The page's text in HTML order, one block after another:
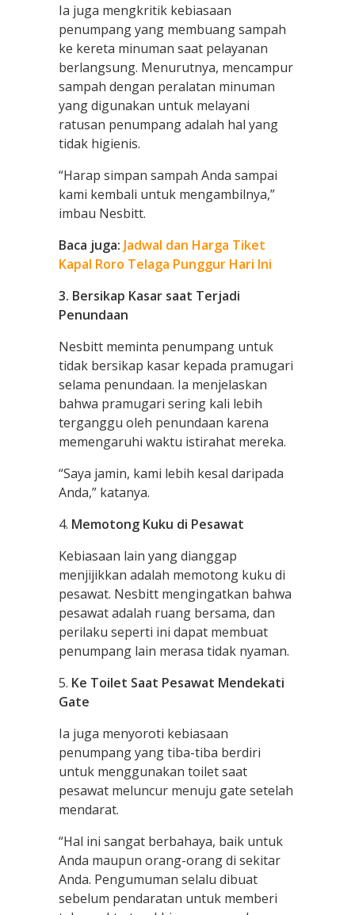
Ia juga mengkritik kebiasaan
penumpang yang membuang sampah
ke kereta minuman saat pelayanan
berlangsung. Menurutnya, mencampur
sampah dengan peralatan minuman
yang digunakan untuk melayani
ratusan penumpang adalah hal yang
tidak higienis.
“Harap simpan sampah Anda sampai
kami kembali untuk mengambilnya,”
imbau Nesbitt.
Baca juga: Jadwal dan Harga Tiket
Kapal Roro Telaga Punggur Hari Ini
3. Bersikap Kasar saat Terjadi
Penundaan
Nesbitt meminta penumpang untuk
tidak bersikap kasar kepada pramugari
selama penundaan. Ia menjelaskan
bahwa pramugari sering kali lebih
terganggu oleh penundaan karena
memengaruhi waktu istirahat mereka.
“Saya jamin, kami lebih kesal daripada
Anda,” katanya.
4. Memotong Kuku di Pesawat
Kebiasaan lain yang dianggap
menjijikkan adalah memotong kuku di
pesawat. Nesbitt mengingatkan bahwa
pesawat adalah ruang bersama, dan
perilaku seperti ini dapat membuat
penumpang lain merasa tidak nyaman.
5. Ke Toilet Saat Pesawat Mendekati
Gate
Ia juga menyoroti kebiasaan
penumpang yang tiba-tiba berdiri
untuk menggunakan toilet saat
pesawat meluncur menuju gate setelah
mendarat.
“Hal ini sangat berbahaya, baik untuk
Anda maupun orang-orang di sekitar
Anda. Pengumuman selalu dibuat
sebelum pendaratan untuk memberi